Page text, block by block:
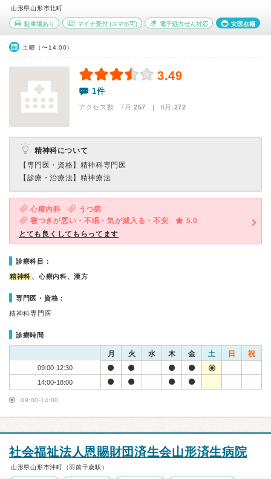
山形県山形市北町
駐車場あり マイナ受付(スマホ可) 電子処方せん対応 女医在籍
土曜（〜14:00）
3.49
1件
アクセス数 7月:257 | 6月:272
精神科について
【専門医・資格】 精神科専門医
【診療・治療法】 精神療法
心療内科
うつ病
寝つきが悪い・不眠・気が滅入る・不安
5.0
とても良くしてもらってます
診療科目：
精神科 、心療内科、漢方
専門医・資格：
精神科専門医
診療時間
月 火 水 木 金 土 日 祝
09:00-12:30
14:00-18:00
09:00-14:00
社会福祉法人恩賜財団済生会山形済生病院
山形県山形市沖町（羽前千歳駅）